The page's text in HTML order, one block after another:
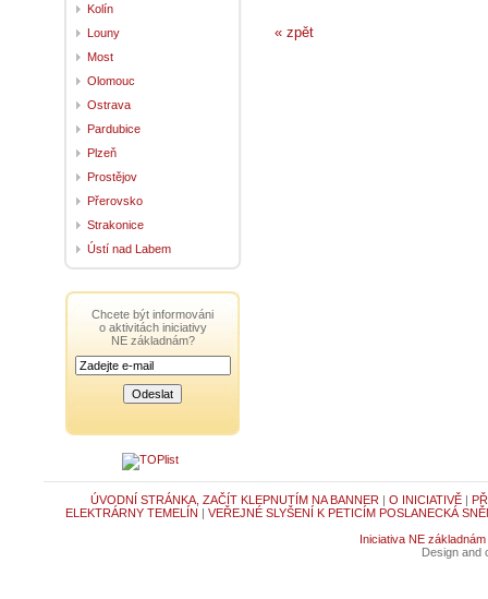
« zpět
Kolín
Louny
Most
Olomouc
Ostrava
Pardubice
Plzeň
Prostějov
Přerovsko
Strakonice
Ústí nad Labem
Chcete být informováni
o aktivitách iniciativy
NE základnám?
ÚVODNÍ STRÁNKA, ZAČÍT KLEPNUTÍM NA BANNER | O INICIATIVĚ|
ELEKTRÁRNY TEMELÍN | VEŘEJNÉ SLYŠENÍ K PETICÍM POSLANECKÁ
Iniciativa NE základnám
Design and